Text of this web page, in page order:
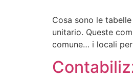
Cosa sono le
unitario. Queste
comune… i locali